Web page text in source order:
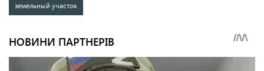
земельный участок